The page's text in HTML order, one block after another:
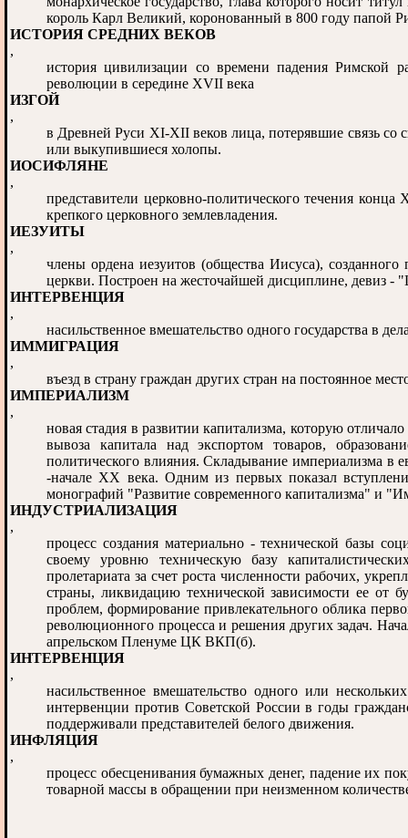
король Карл Великий, коронованный в 800 году папой
ИСТОРИЯ СРЕДНИХ ВЕКОВ
,
история цивилизации со времени падения Римской
революции в середине XVII века
ИЗГОЙ
,
в Древней Руси XI-XII веков лица, потерявшие связь
или выкупившиеся холопы.
ИОСИФЛЯНЕ
,
представители церковно-политического течения
крепкого церковного землевладения.
ИЕЗУИТЫ
,
члены ордена иезуитов (общества Иисуса),
церкви. Построен на жесточайшей дисциплине, девиз -
ИНТЕРВЕНЦИЯ
,
насильственное вмешательство одного государства в
ИММИГРАЦИЯ
,
въезд в страну граждан других стран на постоянное
ИМПЕРИАЛИЗМ
,
новая стадия в развитии капитализма, которую
вывоза капитала над экспортом товаров,
политического влияния. Складывание империализма
-начале XX века. Одним из первых показал
монографий "Развитие современного капитализма" и
ИНДУСТРИАЛИЗАЦИЯ
,
процесс создания материально - технической базы
своему уровню техническую базу
пролетариата за счет роста численности рабочих,
страны, ликвидацию технической зависимости ее от
проблем, формирование привлекательного облика
революционного процесса и решения других задач.
апрельском Пленуме ЦК ВКП(б).
ИНТЕРВЕНЦИЯ
,
насильственное вмешательство одного или
интервенции против Советской России в годы
поддерживали представителей белого движения.
ИНФЛЯЦИЯ
,
процесс обесценивания бумажных денег, падение их
товарной массы в обращении при неизменном